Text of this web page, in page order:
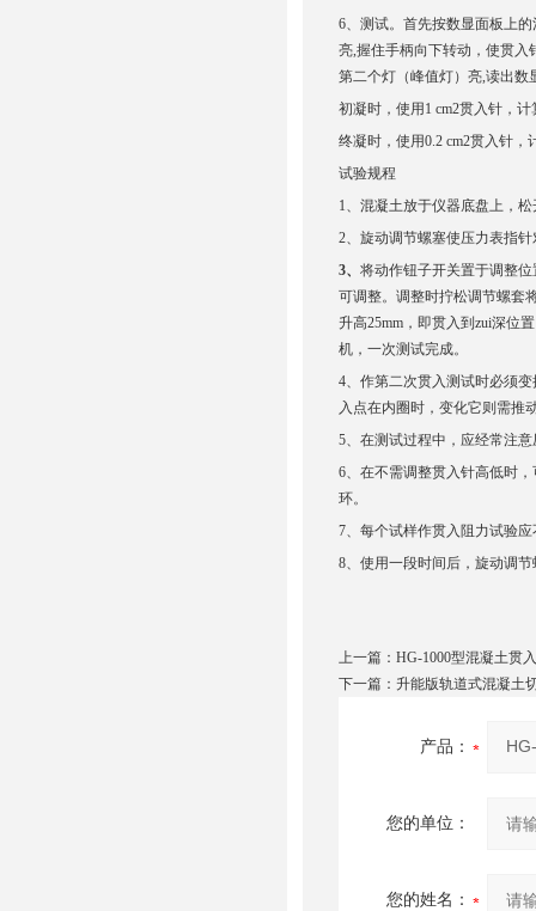
6、 测试。首先按数显面板上
亮,握住手柄向下转动，使贯入
第二个灯（峰值灯）亮,读出数
初凝时，使用1 cm2贯入针，
终凝时，使用0.2 cm2贯入针，
试验规程
1、混凝土放于仪器底盘上，
2、旋动调节螺塞使压力表指
3、 将动作钮子开关置于调整
可调整。调整时拧松调节螺套
升高25mm，即贯入到zui深位
机，一次测试完成。
4、作第二次贯入测试时必须
入点在内圈时，变化它则需推
5、在测试过程中，应经常注
6、在不需调整贯入针高低时
环。
7、每个试样作贯入阻力试验
8、使用一段时间后，旋动调
上一篇： HG-1000型混凝土贯
下一篇： 升能版轨道式混凝土
产品：
您的单位：
您的姓名：